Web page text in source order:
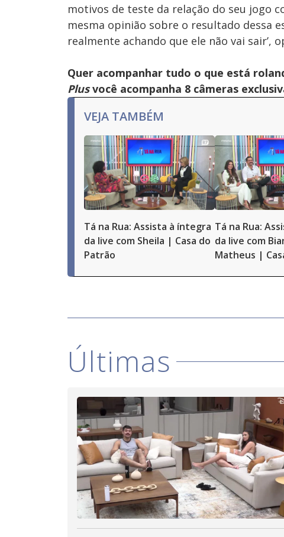
motivos de teste da relação do seu jogo
mesma opinião sobre o resultado dessa
realmente achando que ele não vai sair’,
Quer acompanhar tudo o que está
Plusvocê acompanha 8 câmeras
VEJA TAMBÉM
Tá na Rua: Assista à íntegra
da live com Sheila | Casa do
Patrão
Tá na Rua:
da live com
Matheus |
Últimas